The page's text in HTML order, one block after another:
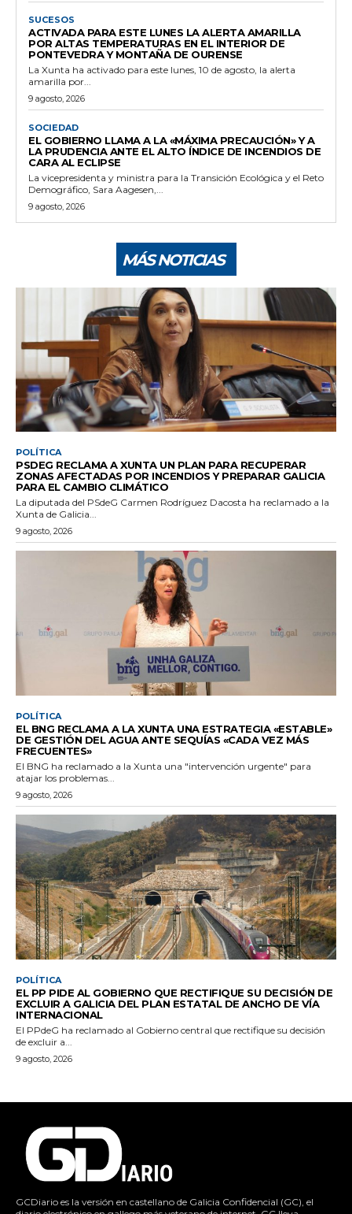
SUCESOS
ACTIVADA PARA ESTE LUNES LA ALERTA AMARILLA
POR ALTAS TEMPERATURAS EN EL INTERIOR DE
PONTEVEDRA Y MONTAÑA DE OURENSE
La Xunta ha activado para este lunes, 10 de agosto, la alerta
amarilla por...
9 agosto, 2026
SOCIEDAD
EL GOBIERNO LLAMA A LA «MÁXIMA PRECAUCIÓN» Y A
LA PRUDENCIA ANTE EL ALTO ÍNDICE DE INCENDIOS DE
CARA AL ECLIPSE
La vicepresidenta y ministra para la Transición Ecológica y el Reto
Demográfico, Sara Aagesen,...
9 agosto, 2026
MÁS NOTICIAS
POLÍTICA
PSDEG RECLAMA A XUNTA UN PLAN PARA RECUPERAR
ZONAS AFECTADAS POR INCENDIOS Y PREPARAR GALICIA
PARA EL CAMBIO CLIMÁTICO
La diputada del PSdeG Carmen Rodríguez Dacosta ha reclamado a la
Xunta de Galicia...
9 agosto, 2026
POLÍTICA
EL BNG RECLAMA A LA XUNTA UNA ESTRATEGIA «ESTABLE»
DE GESTIÓN DEL AGUA ANTE SEQUÍAS «CADA VEZ MÁS
FRECUENTES»
El BNG ha reclamado a la Xunta una "intervención urgente" para
atajar los problemas...
9 agosto, 2026
POLÍTICA
EL PP PIDE AL GOBIERNO QUE RECTIFIQUE SU DECISIÓN DE
EXCLUIR A GALICIA DEL PLAN ESTATAL DE ANCHO DE VÍA
INTERNACIONAL
El PPdeG ha reclamado al Gobierno central que rectifique su decisión
de excluir a...
9 agosto, 2026
GCDiario es la versión en castellano de Galicia Confidencial (GC), el